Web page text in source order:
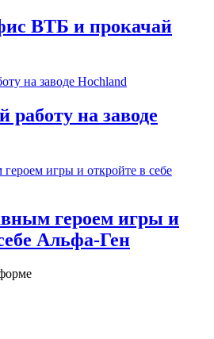
ВТБ и прокачай
работу на заводе
героем игры и
Альфа-Ген